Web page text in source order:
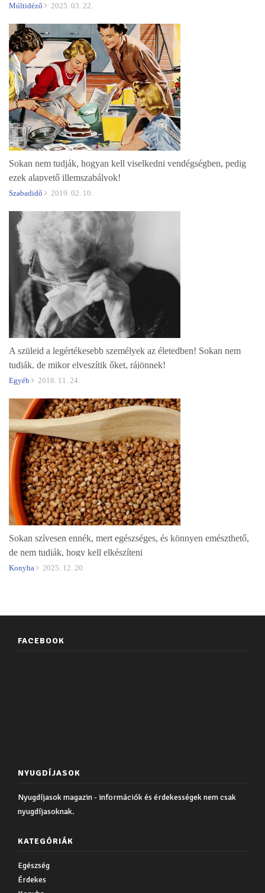
Múltidéző 2025. 03. 22.
Sokan nem tudják, hogyan kell viselkedni vendégségben, pedig
ezek alapvető illemszabályok!
Szabadidő 2019. 02. 10.
A szüleid a legértékesebb személyek az életedben! Sokan nem
tudják, de mikor elveszítik őket, rájönnek!
Egyéb 2018. 11. 24.
Sokan szívesen ennék, mert egészséges, és könnyen emészthető,
de nem tudják, hogy kell elkészíteni
Konyha 2025. 12. 20.
FACEBOOK
NYUGDÍJASOK
Nyugdíjasok magazin - információk és érdekességek nem csak
nyugdíjasoknak.
KATEGÓRIÁK
Egészség
Érdekes